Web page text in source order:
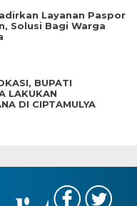
Layanan Paspor
Solusi Bagi Warga
BUPATI
LAKUKAN
DI CIPTAMULYA